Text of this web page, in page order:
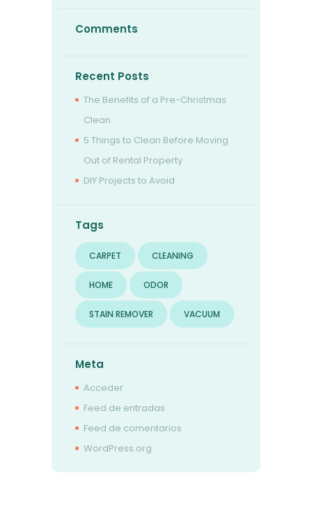
Comments
Recent Posts
The Benefits of a Pre-Christmas
Clean
5 Things to Clean Before Moving
Out of Rental Property
DIY Projects to Avoid
Tags
CARPET CLEANING
HOME ODOR
STAIN REMOVER VACUUM
Meta
Acceder
Feed de entradas
Feed de comentarios
WordPress.org